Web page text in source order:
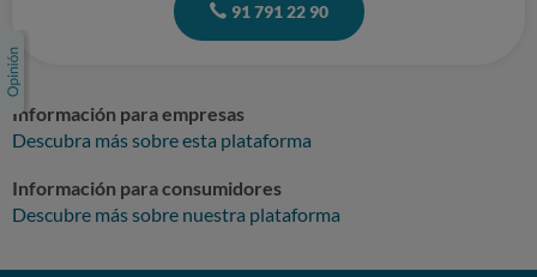
91 791 22 90
Información para empresas
Descubra más sobre esta plataforma
Información para consumidores
Descubre más sobre nuestra plataforma